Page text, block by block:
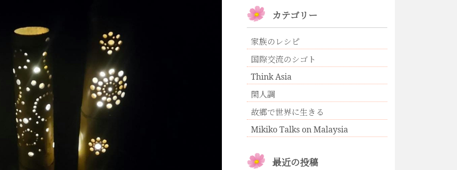
カテゴリー
家族のレシピ
国際交流のシゴト
Think Asia
閑人調
故郷で世界に生きる
Mikiko Talks on Malaysia
最近の投稿